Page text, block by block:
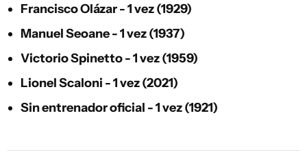
Francisco Olázar - 1 vez (1929)
Manuel Seoane - 1 vez (1937)
Victorio Spinetto - 1 vez (1959)
Lionel Scaloni - 1 vez (2021)
Sin entrenador oficial - 1 vez (1921)